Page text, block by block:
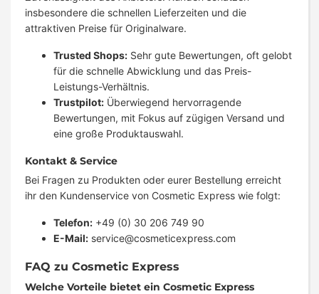
insbesondere die schnellen Lieferzeiten und die
attraktiven Preise für Originalware.
Trusted Shops: Sehr gute Bewertungen, oft gelobt
für die schnelle Abwicklung und das Preis-
Leistungs-Verhältnis.
Trustpilot: Überwiegend hervorragende
Bewertungen, mit Fokus auf zügigen Versand und
eine große Produktauswahl.
Kontakt & Service
Bei Fragen zu Produkten oder eurer Bestellung erreicht
ihr den Kundenservice von Cosmetic Express wie folgt:
Telefon: +49 (0) 30 206 749 90
E-Mail: service@cosmeticexpress.com
FAQ zu Cosmetic Express
Welche Vorteile bietet ein Cosmetic Express